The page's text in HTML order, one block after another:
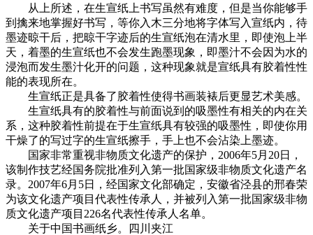
从上所述，在生宣纸上书写虽然有难度，但是当你能够手
到擒来地掌握好书写，等你入木三分地将字体写入宣纸内，待
墨迹晾干后，把晾干字迹后的生宣纸泡在清水里，即使泡上半
天，着墨的生宣纸也不会发生跑墨现象，即墨汁不会因为水的
浸泡而发生墨汁化开的问题，这种现象就是宣纸具有胶着性性
能的表现所在。
生宣纸正是具备了胶着性使得书画装裱后更显艺术美感。
生宣纸具有的胶着性与前面说到的吸墨性有相关的内在关
系，这种胶着性前提在于生宣纸具有较强的吸墨性，即使你用
干燥了的写过字的生宣纸擦手，手上也不会沾染上墨迹。
国家非常重视非物质文化遗产的保护，2006年5月20日，
该制作技艺经国务院批准列入第一批国家级非物质文化遗产名
录。2007年6月5日，经国家文化部确定，安徽省泾县的邢春荣
为该文化遗产项目代表性传承人，并被列入第一批国家级非物
质文化遗产项目226名代表性传承人名单。
关于中国书画纸乡。四川夹江